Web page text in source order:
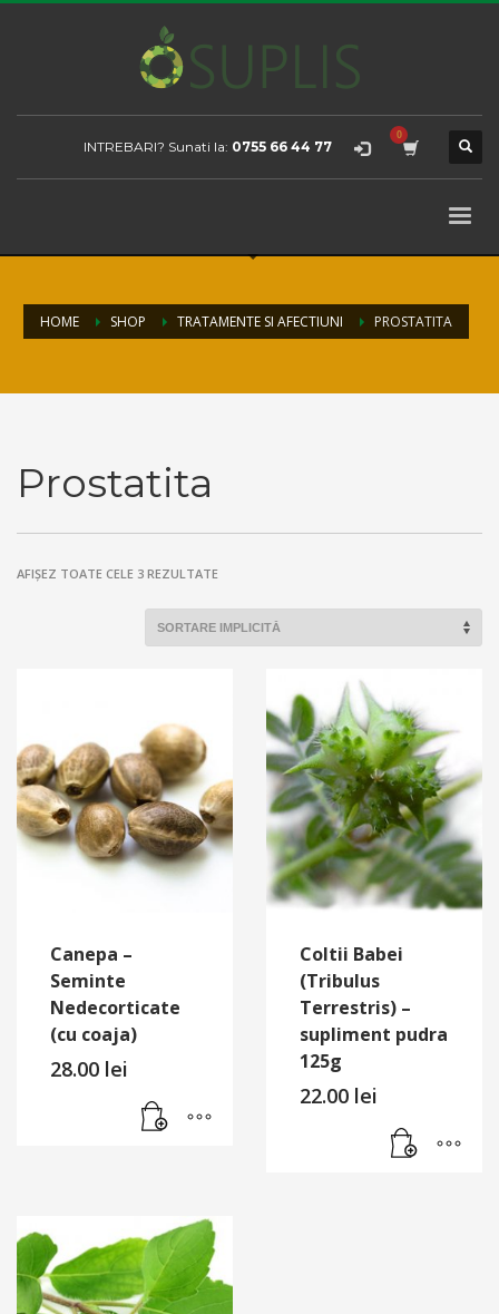
INTREBARI? Sunati la: 0755 66 44 77
HOME SHOP TRATAMENTE SI AFECTIUNI PROSTATITA
Prostatita
AFIȘEZ TOATE CELE 3 REZULTATE
Canepa –
Seminte
Nedecorticate
(cu coaja)
28.00 lei
Coltii Babei
(Tribulus
Terrestris) –
supliment pudra
125g
22.00 lei